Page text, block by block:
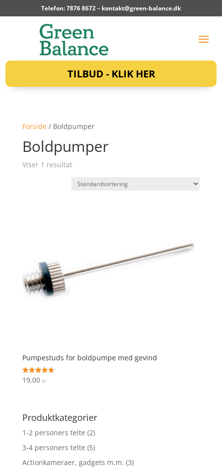
Telefon: 7876 8672 – kontakt@green-balance.dk
TILBUD - KLIK HER
Forside/ Boldpumper
Boldpumper
Viser 1 resultat
Pumpestuds for boldpumpe med gevind
Vurderet
4.8
19,00 kr.
Produktkategorier
1-2 personers telte (2)
3-4 personers telte (5)
Actionkameraer, gadgets m.m. (3)